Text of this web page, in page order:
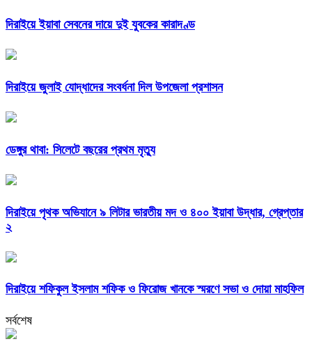
দিরাইয়ে ইয়াবা সেবনের দায়ে দুই যুবকের কারাদণ্ড
দিরাইয়ে জুলাই যোদ্ধাদের সংবর্ধনা দিল উপজেলা প্রশাসন
ডেঙ্গুর থাবা: সিলেটে বছরের প্রথম মৃত্যু
দিরাইয়ে পৃথক অভিযানে ৯ লিটার ভারতীয় মদ ও ৪০০ ইয়াবা উদ্ধার, গ্রেপ্তার
২
দিরাইয়ে শফিকুল ইসলাম শফিক ও ফিরোজ খানকে স্মরণে সভা ও দোয়া মাহফিল
সর্বশেষ